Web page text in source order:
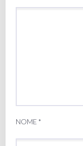
NOME*